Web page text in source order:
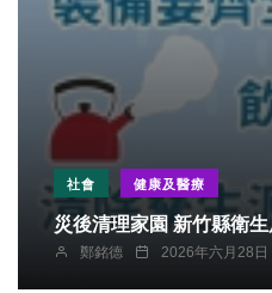
社會 健康及醫療
災後清理家園
鄭銘德 2026年六月28日